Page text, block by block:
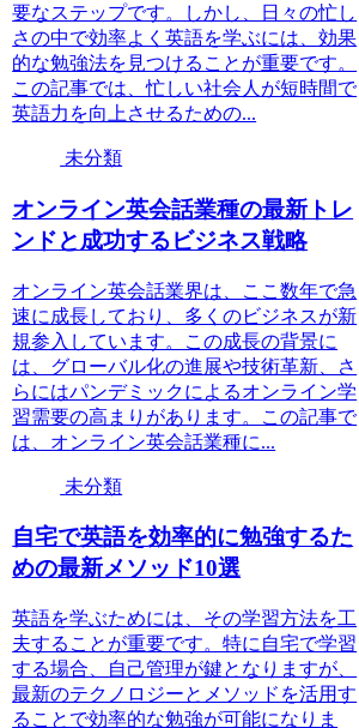
要なステップです。しかし、日々の忙し
さの中で効率よく英語を学ぶには、効果
的な勉強法を見つけることが重要です。
この記事では、忙しい社会人が短時間で
英語力を向上させるための...
未分類
オンライン英会話業種の最新トレ
ンドと成功するビジネス戦略
オンライン英会話業界は、ここ数年で急
速に成長しており、多くのビジネスが新
規参入しています。この成長の背景に
は、グローバル化の進展や技術革新、さ
らにはパンデミックによるオンライン学
習需要の高まりがあります。この記事で
は、オンライン英会話業種に...
未分類
自宅で英語を効率的に勉強するた
めの最新メソッド10選
英語を学ぶためには、その学習方法を工
夫することが重要です。特に自宅で学習
する場合、自己管理が鍵となりますが、
最新のテクノロジーとメソッドを活用す
ることで効率的な勉強が可能になりま